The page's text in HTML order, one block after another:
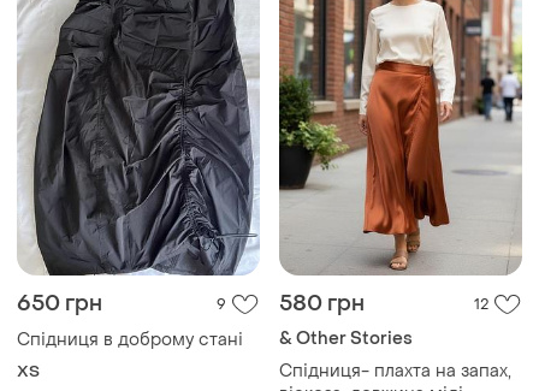
650 грн 9
Спідниця в доброму стані
ХS
580 грн
& Other Stories
Спідниця- плахта на запах,
віскоза, довжина міді
і ще 1
TOP